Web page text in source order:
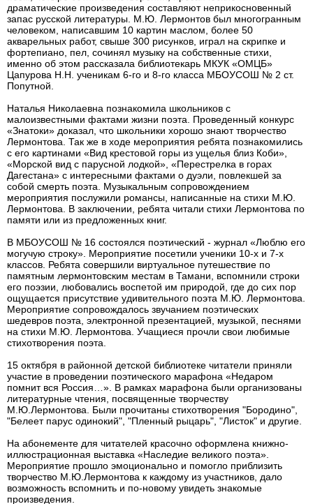
драматические произведения составляют неприкосновенный
запас русской литературы. М.Ю. Лермонтов был многогранным
человеком, написавшим 10 картин маслом, более 50
акварельных работ, свыше 300 рисунков, играл на скрипке и
фортепиано, пел, сочинял музыку на собственные стихи,
именно об этом рассказала библиотекарь МКУК «ОМЦБ»
Цапурова Н.Н. ученикам 6-го и 8-го класса МБОУСОШ № 2 ст.
Попутной.
Наталья Николаевна познакомила школьников с
малоизвестными фактами жизни поэта. Проведенный конкурс
«Знатоки» доказал, что школьники хорошо знают творчество
Лермонтова. Так же в ходе мероприятия ребята познакомились
с его картинами «Вид крестовой горы из ущелья близ Коби»,
«Морской вид с парусной лодкой», «Перестрелка в горах
Дагестана» с интересными фактами о дуэли, повлекшей за
собой смерть поэта. Музыкальным сопровождением
мероприятия послужили романсы, написанные на стихи М.Ю.
Лермонтова. В заключении, ребята читали стихи Лермонтова по
памяти или из предложенных книг.
В МБОУСОШ № 16 состоялся поэтический - журнал «Люблю его
могучую строку». Мероприятие посетили ученики 10-х и 7-х
классов. Ребята совершили виртуальное путешествие по
памятным лермонтовским местам в Тамани, вспомнили строки
его поэзии, любовались воспетой им природой, где до сих пор
ощущается присутствие удивительного поэта М.Ю. Лермонтова.
Мероприятие сопровождалось звучанием поэтических
шедевров поэта, электронной презентацией, музыкой, песнями
на стихи М.Ю. Лермонтова. Учащиеся прочли свои любимые
стихотворения поэта.
15 октября в районной детской библиотеке читатели приняли
участие в проведении поэтического марафона «Недаром
помнит вся Россия…». В рамках марафона были организованы
литературные чтения, посвященные творчеству
М.Ю.Лермонтова. Были прочитаны стихотворения "Бородино",
"Белеет парус одинокий", "Пленный рыцарь", "Листок" и другие.
На абонементе для читателей красочно оформлена книжно-
иллюстрационная выставка «Наследие великого поэта».
Мероприятие прошло эмоционально и помогло приблизить
творчество М.Ю.Лермонтова к каждому из участников, дало
возможность вспомнить и по-новому увидеть знакомые
произведения.